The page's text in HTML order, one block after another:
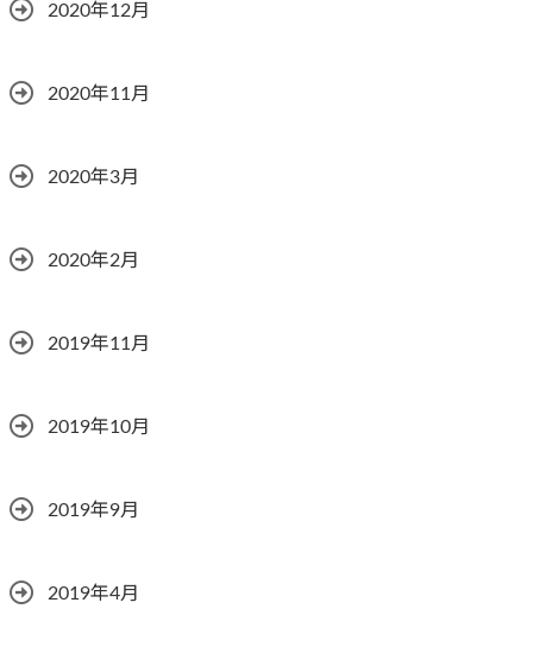
2020年12月
2020年11月
2020年3月
2020年2月
2019年11月
2019年10月
2019年9月
2019年4月